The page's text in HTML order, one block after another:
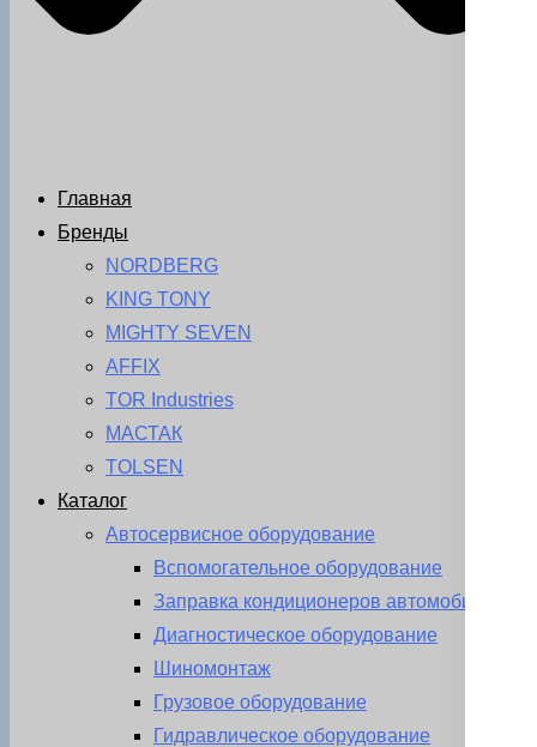
Главная
Бренды
NORDBERG
KING TONY
MIGHTY SEVEN
AFFIX
TOR Industries
МАСТАК
TOLSEN
Каталог
Автосервисное оборудование
Вспомогательное оборудование
Заправка кондиционеров автомобиля
Диагностическое оборудование
Шиномонтаж
Грузовое оборудование
Гидравлическое оборудование